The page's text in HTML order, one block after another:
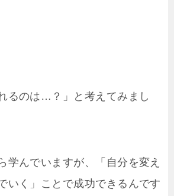
るのは…？」と考えてみまし
学んでいますが、「自分を変え
いく」ことで成功できるんです